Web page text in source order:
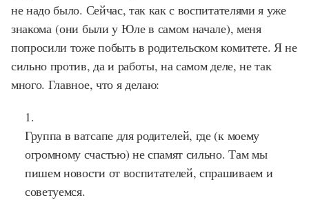
не надо было. Сейчас, так как с воспитателями я уже
знакома (они были у Юле в самом начале), меня
попросили тоже побыть в родительском комитете. Я не
сильно против, да и работы, на самом деле, не так
много. Главное, что я делаю:
Группа в ватсапе для родителей, где (к моему
огромному счастью) не спамят сильно. Там мы
пишем новости от воспитателей, спрашиваем и
советуемся.